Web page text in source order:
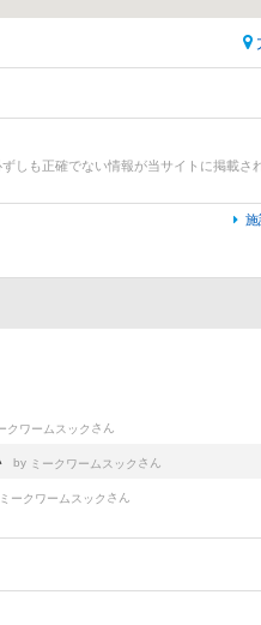
しも正確でない情報が当サイトに掲載さ
施
クワームスック さん
by ミークワームスック さん
ミークワームスック さん